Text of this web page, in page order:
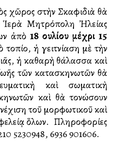
στὴν Σκαφιδιὰ θὰ
Μητρόπολη Ἠλείας
ἀπὸ 18 Ἰουλίου μέχρι 15
τοπίο, ἡ γειτνίαση μὲ τὴν
ἡ καθαρὴ θάλασσα καὶ
τῶν κατασκηνωτῶν θὰ
καὶ σωματικὴ
καὶ θὰ τονώσουν
τοῦ μορφωτικοῦ καὶ
ὅλων. Πληροφορίες
5230948, 6936 901606.